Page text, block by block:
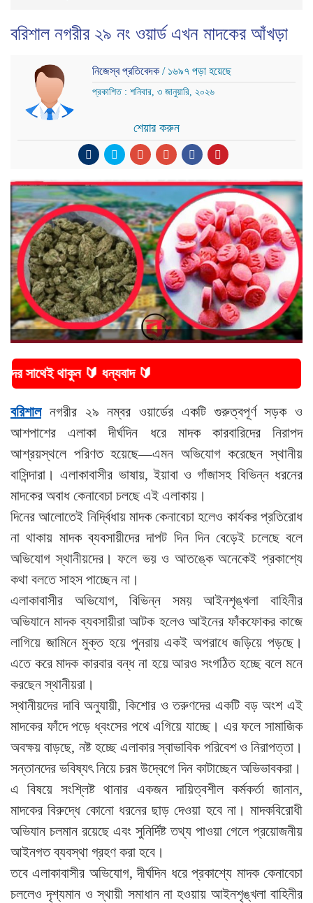
বরিশাল নগরীর ২৯ নং ওয়ার্ড এখন মাদকের আঁখড়া
নিজেস্ব প্রতিবেদক / ১৬৯৭ পড়া হয়েছে
প্রকাশিত : শনিবার, ৩ জানুয়ারি, ২০২৬
শেয়ার করুন
🔰 ধন্যবাদ 🔰
বরিশালনগরীর ২৯ নম্বর ওয়ার্ডের একটি গুরুত্বপূর্ণ সড়ক ও
আশপাশের এলাকা দীর্ঘদিন ধরে মাদক কারবারিদের নিরাপদ
আশ্রয়স্থলে পরিণত হয়েছে—এমন অভিযোগ করেছেন স্থানীয়
বাসিন্দারা। এলাকাবাসীর ভাষায়, ইয়াবা ও গাঁজাসহ বিভিন্ন ধরনের
মাদকের অবাধ কেনাবেচা চলছে এই এলাকায়।
দিনের আলোতেই নির্দ্বিধায় মাদক কেনাবেচা হলেও কার্যকর প্রতিরোধ
না থাকায় মাদক ব্যবসায়ীদের দাপট দিন দিন বেড়েই চলেছে বলে
অভিযোগ স্থানীয়দের। ফলে ভয় ও আতঙ্কে অনেকেই প্রকাশ্যে
কথা বলতে সাহস পাচ্ছেন না।
এলাকাবাসীর অভিযোগ, বিভিন্ন সময় আইনশৃঙ্খলা বাহিনীর
অভিযানে মাদক ব্যবসায়ীরা আটক হলেও আইনের ফাঁকফোকর কাজে
লাগিয়ে জামিনে মুক্ত হয়ে পুনরায় একই অপরাধে জড়িয়ে পড়ছে।
এতে করে মাদক কারবার বন্ধ না হয়ে আরও সংগঠিত হচ্ছে বলে মনে
করছেন স্থানীয়রা।
স্থানীয়দের দাবি অনুযায়ী, কিশোর ও তরুণদের একটি বড় অংশ এই
মাদকের ফাঁদে পড়ে ধ্বংসের পথে এগিয়ে যাচ্ছে। এর ফলে সামাজিক
অবক্ষয় বাড়ছে, নষ্ট হচ্ছে এলাকার স্বাভাবিক পরিবেশ ও নিরাপত্তা।
সন্তানদের ভবিষ্যৎ নিয়ে চরম উদ্বেগে দিন কাটাচ্ছেন অভিভাবকরা।
এ বিষয়ে সংশ্লিষ্ট থানার একজন দায়িত্বশীল কর্মকর্তা জানান,
মাদকের বিরুদ্ধে কোনো ধরনের ছাড় দেওয়া হবে না। মাদকবিরোধী
অভিযান চলমান রয়েছে এবং সুনির্দিষ্ট তথ্য পাওয়া গেলে প্রয়োজনীয়
আইনগত ব্যবস্থা গ্রহণ করা হবে।
তবে এলাকাবাসীর অভিযোগ, দীর্ঘদিন ধরে প্রকাশ্যে মাদক কেনাবেচা
চললেও দৃশ্যমান ও স্থায়ী সমাধান না হওয়ায় আইনশৃঙ্খলা বাহিনীর